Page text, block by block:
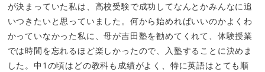
が決まっていた私は、高校受験で成功してなんとかみんなに追
いつきたいと思っていました。何から始めればいいのかよくわ
かっていなかった私に、母が吉田塾を勧めてくれて、体験授業
では時間を忘れるほど楽しかったので、入塾することに決めま
した。中1の頃はどの教科も成績がよく、特に英語はとても順